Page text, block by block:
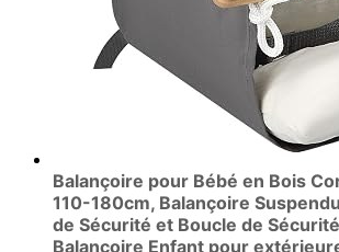
Balançoire pour Bébé en Bois
110-180cm, Balançoire
de Sécurité et Boucle de
Balançoire Enfant pour